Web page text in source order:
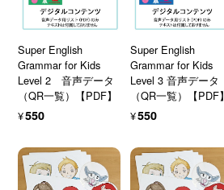
Super English
Grammar for Kids
Level 2 音声データ
（QR一覧）【PDF】
¥550
Super English
Grammar for Kids
Level 3 音声データ
（QR一覧）【PDF】
¥550